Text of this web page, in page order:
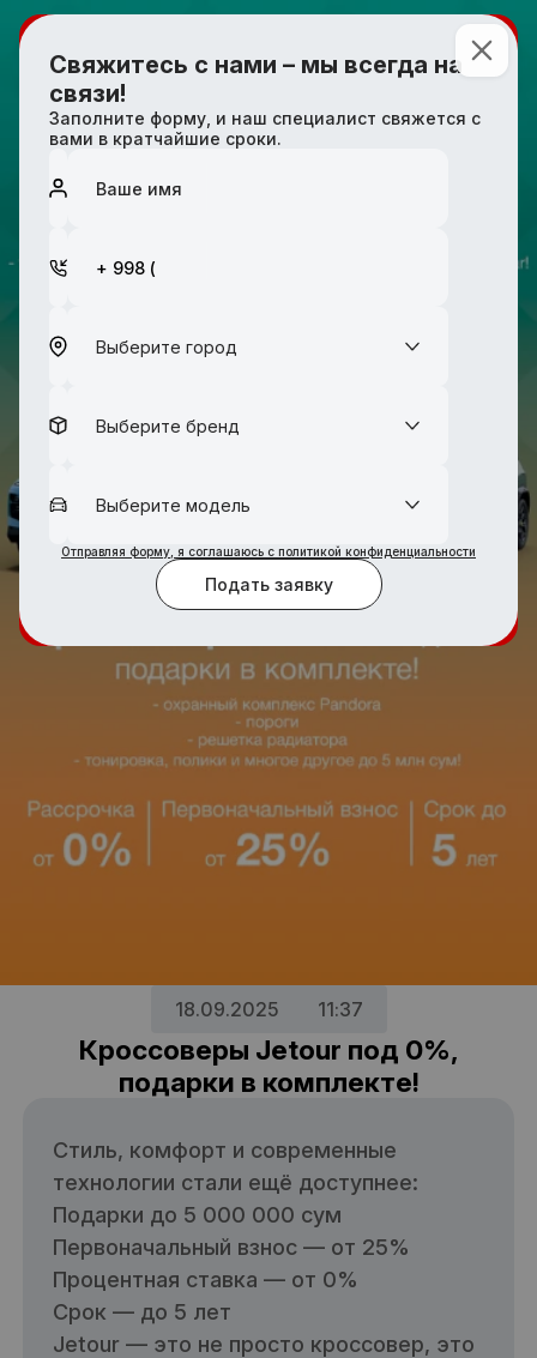
18.09.2025 11:37
Кроссоверы Jetour под 0%,
подарки в комплекте!
Стиль, комфорт и современные
технологии стали ещё доступнее:
Подарки до 5 000 000 сум
Первоначальный взнос — от 25%
Процентная ставка — от 0%
Срок — до 5 лет
Jetour — это не просто кроссовер, это
Обратная связь
Свяжитесь с нами – мы всегда на
связи!
Заполните форму, и наш специалист свяжется с
вами в кратчайшие сроки.
Выберите город
Выберите бренд
Выберите модель
Отправляя форму, я соглашаюсь с политикой конфиденциальности
Подать заявку